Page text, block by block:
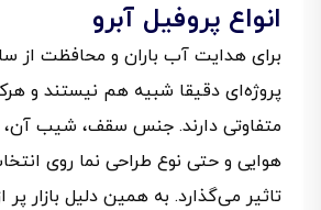
انواع پروفیل آبرو
برای هدایت آب باران و محافظت از
پروژه‌ای دقیقا شبیه هم نیستند و
متفاوتی دارند. جنس سقف، شیب
هوایی و حتی نوع طراحی نما روی
تاثیر می‌گذارد. به همین دلیل بازار